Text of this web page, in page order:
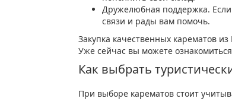
Дружелюбная поддержка. Если
связи и рады вам помочь.
Закупка качественных карематов
Уже сейчас вы можете
Как выбрать
При выборе карематов стоит